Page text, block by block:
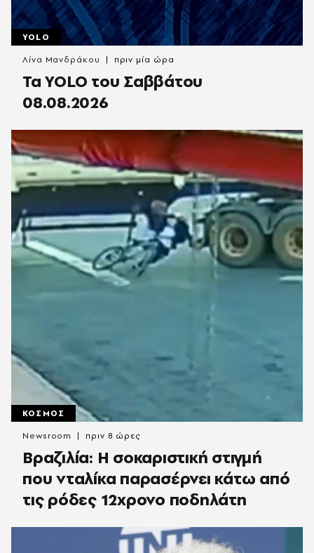
YOLO
Τα YOLO του Σαββάτου
08.08.2026
Λίνα Μανδράκου πριν μία ώρα
ΚΟΣΜΟΣ
Βραζιλία: Η σοκαριστική στιγμή
που νταλίκα παρασέρνει κάτω από
τις ρόδες 12χρονο ποδηλάτη
Newsroom πριν 8 ώρες